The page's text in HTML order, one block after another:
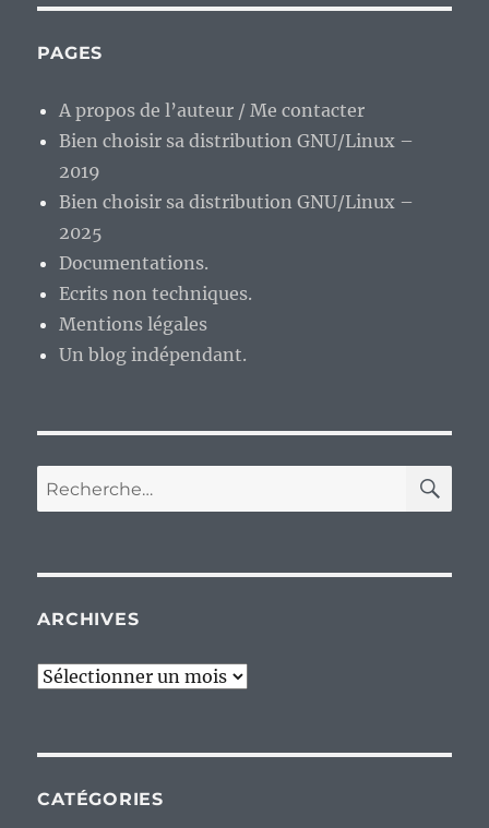
PAGES
A propos de l’auteur / Me contacter
Bien choisir sa distribution GNU/Linux –
2019
Bien choisir sa distribution GNU/Linux –
2025
Documentations.
Ecrits non techniques.
Mentions légales
Un blog indépendant.
Recherche
pour :
ARCHIVES
Archives
CATÉGORIES